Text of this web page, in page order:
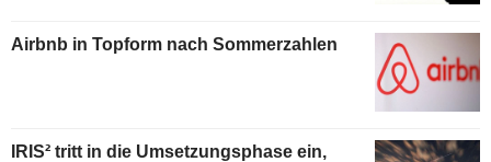
Airbnb in Topform nach Sommerzahlen
IRIS² tritt in die Umsetzungsphase ein,